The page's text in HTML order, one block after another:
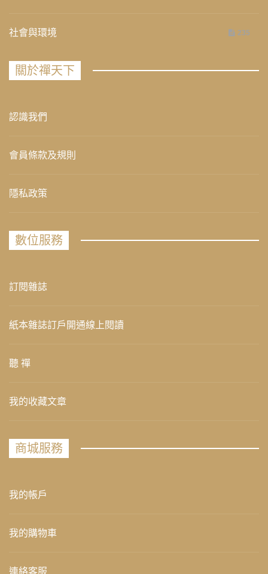
社會與環境 235
關於禪天下
認識我們
會員條款及規則
隱私政策
數位服務
訂閱雜誌
紙本雜誌訂戶開通線上閱讀
聽 禪
我的收藏文章
商城服務
我的帳戶
我的購物車
連絡客服